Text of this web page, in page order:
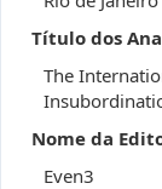
Título dos
The
Nome da
Even3